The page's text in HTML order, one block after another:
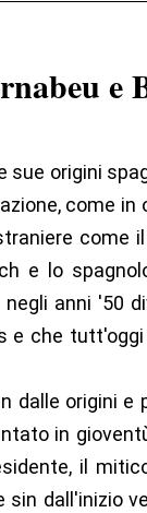
e
sue origini
come in
come il
e lo
anni '50
e che
dalle origini e
in
il
sin dall'inizio